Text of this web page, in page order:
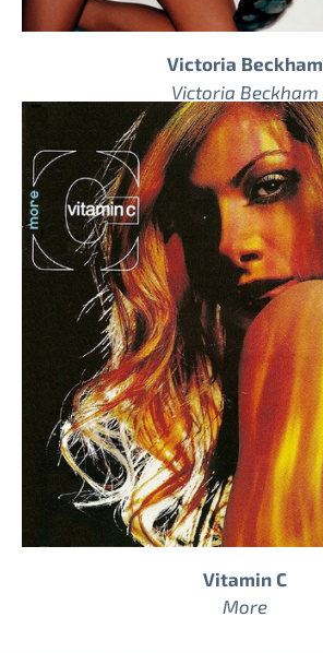
Victoria Beckham
Victoria Beckham
Vitamin C
More